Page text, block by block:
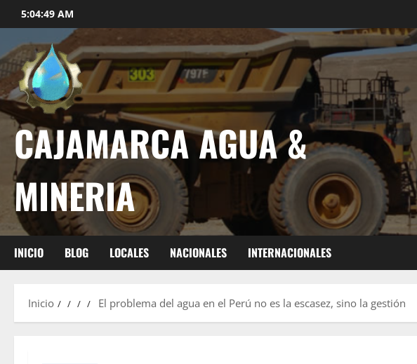
5:04:50 AM
CAJAMARCA AGUA &
MINERIA
INICIO BLOG LOCALES NACIONALES INTERNACIONALES
Inicio El problema del agua en el Perú no es la escasez, sino la gestión